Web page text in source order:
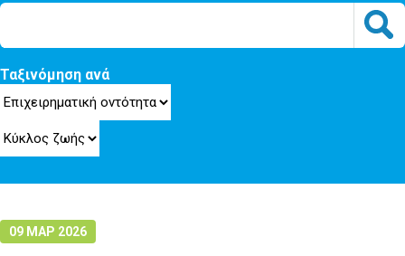
Ταξινόμηση ανά
09 ΜΑΡ 2026